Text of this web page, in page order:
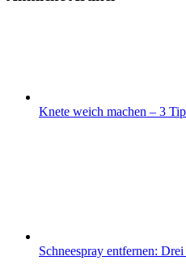
Knete weich machen – 3
Schneespray entfernen: